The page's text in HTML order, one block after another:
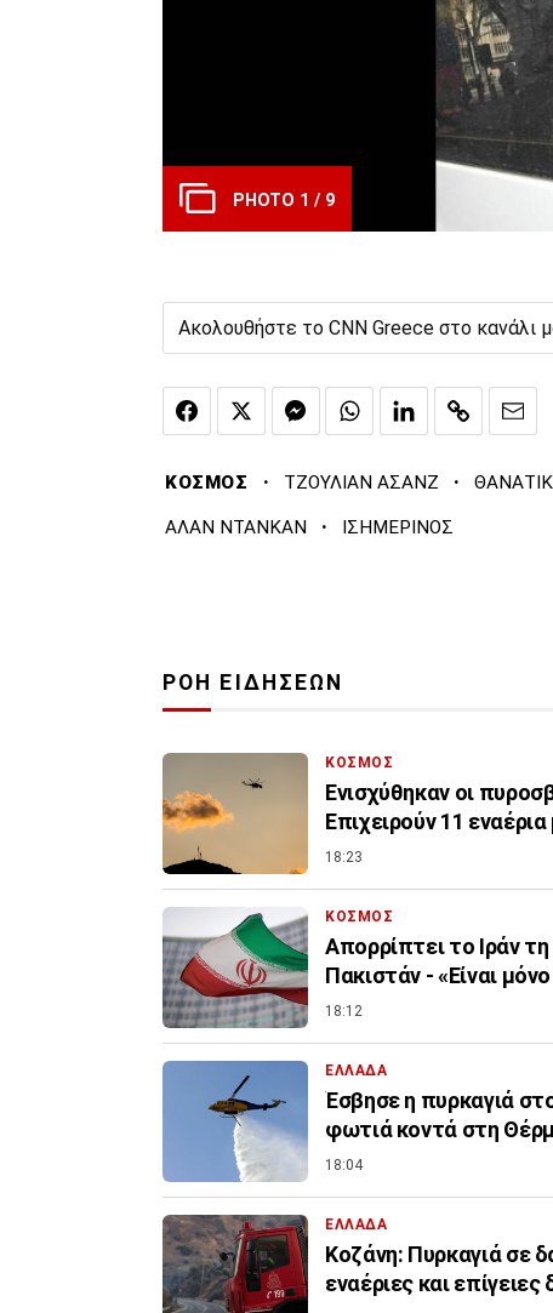
PHOTO 1 / 9
Ακολουθήστε το CNN Greece στο κανάλι
ΚΟΣΜΟΣ · ΤΖΟΥΛΙΑΝ ΑΣΑΝΖ ·
ΑΛΑΝ ΝΤΑΝΚΑΝ · ΙΣΗΜΕΡΙΝΟΣ
ΡΟΗ ΕΙΔΗΣΕΩΝ
ΚΟΣΜΟΣ
Ενισχύθηκαν οι
Επιχειρούν 11
18:23
ΚΟΣΜΟΣ
Απορρίπτει το Ιράν
Πακιστάν - «Είναι
18:12
ΕΛΛΑΔΑ
Έσβησε η πυρκαγιά
φωτιά κοντά στη
18:04
ΕΛΛΑΔΑ
Κοζάνη: Πυρκαγιά σε
εναέριες και επίγειες